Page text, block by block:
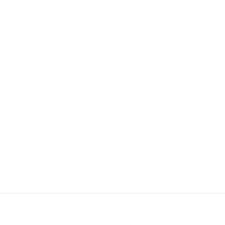
- у нас только самые выгодные условия от ведущих